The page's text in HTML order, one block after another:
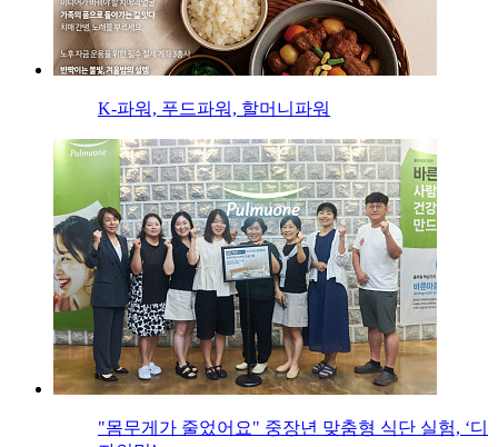
K-파워, 푸드파워, 할머니파워
"몸무게가 줄었어요" 중장년 맞춤형 식단 실험, ‘디